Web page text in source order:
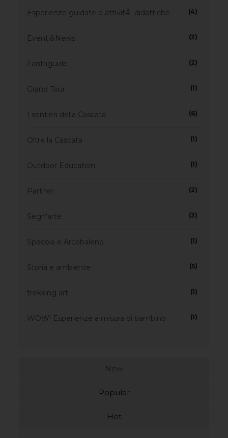
Esperienze guidate e attivitÃ didattiche (4)
Eventi&News (3)
Fantaguide (2)
Grand Tour (1)
I sentieri della Cascata (6)
Oltre la Cascata (1)
Outdoor Education (1)
Partner (2)
Segn'arte (3)
Specola e Arcobaleno (1)
Storia e ambiente (5)
trekking art (1)
WOW! Esperienze a misura di bambino (1)
New
Popular
Hot